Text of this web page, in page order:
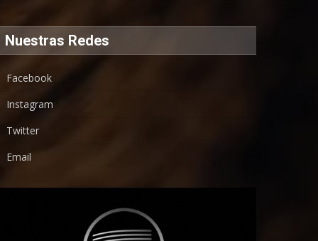
Nuestras Redes
Facebook
Instagram
Twitter
Email